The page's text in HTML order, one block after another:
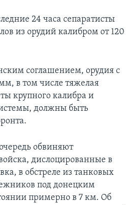
24 часа сепаратисты
из орудий калибром от 120
соглашением, орудия с
в том числе тяжелая
крупного калибра и
должны быть
обвиняют
дислоцированные в
в обстреле из танковых
под донецким
примерно в 7 км. Об